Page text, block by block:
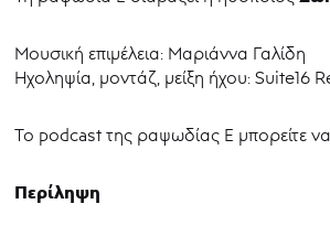
Mουσική επιμέλεια: Μαριάννα Γαλίδη
Ηχοληψία, μοντάζ, μείξη ήχου: Suite16
To podcast της ραψωδίας Ε μπορείτε
Περίληψη